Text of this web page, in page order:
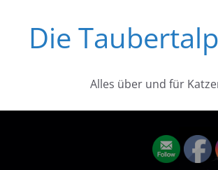
springenDie
Alles über und für